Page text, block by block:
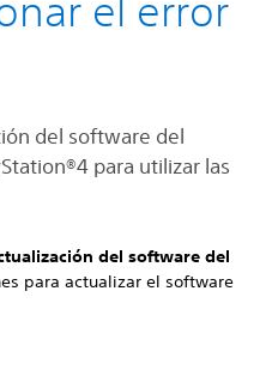
el error
del software del
para utilizar las
del software del
para actualizar el software